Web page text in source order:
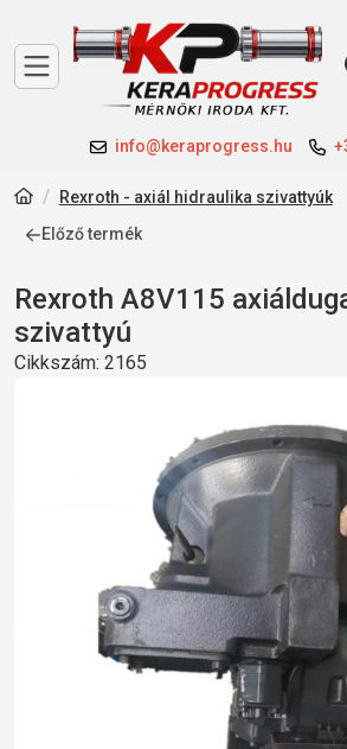
info@keraprogress.hu
Rexroth - axiál hidraulika szivattyúk
Előző termék
Rexroth A8V115
szivattyú
Cikkszám: 2165